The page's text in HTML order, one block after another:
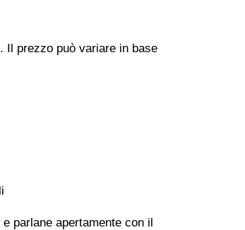
Il prezzo può variare in base
parlane apertamente con il